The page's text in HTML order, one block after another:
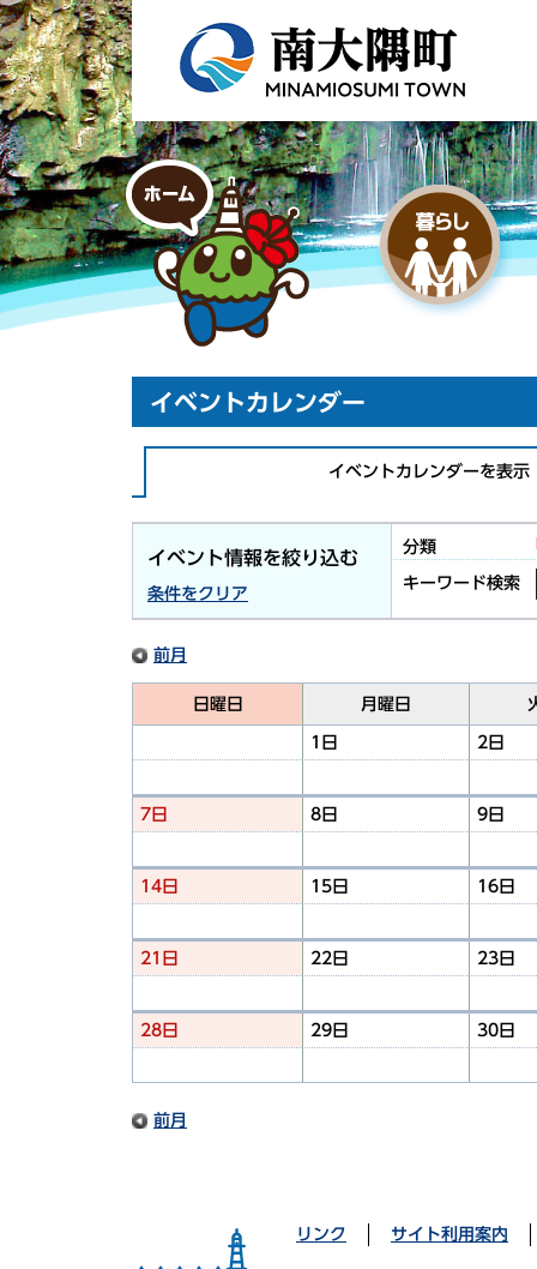
イベントカレンダー
イベントカレンダーを表示
イベント情報を絞り込む
条件をクリア
分類
キーワード検索
前月
日曜日 月曜日
1日 2日
7日 8日 9日
14日 15日 16日
21日 22日 23日
28日 29日 30日
前月
リンク サイト利用案内